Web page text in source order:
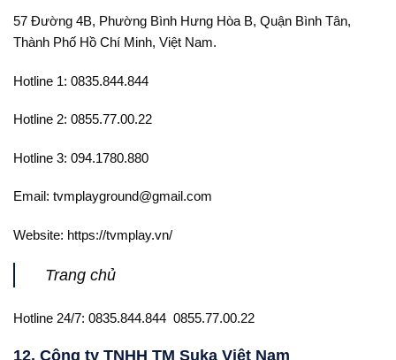
57 Đường 4B, Phường Bình Hưng Hòa B, Quận Bình Tân,
Thành Phố Hồ Chí Minh, Việt Nam.
Hotline 1: 0835.844.844
Hotline 2: 0855.77.00.22
Hotline 3: 094.1780.880
Email: tvmplayground@gmail.com
Website: https://tvmplay.vn/
Trang chủ
Hotline 24/7: 0835.844.844 0855.77.00.22
12. Công ty TNHH TM Suka Việt Nam